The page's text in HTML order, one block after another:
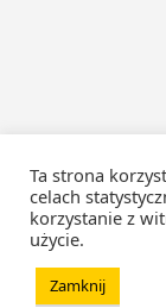
Ta strona
celach
korzystanie z
użycie.
Zamknij